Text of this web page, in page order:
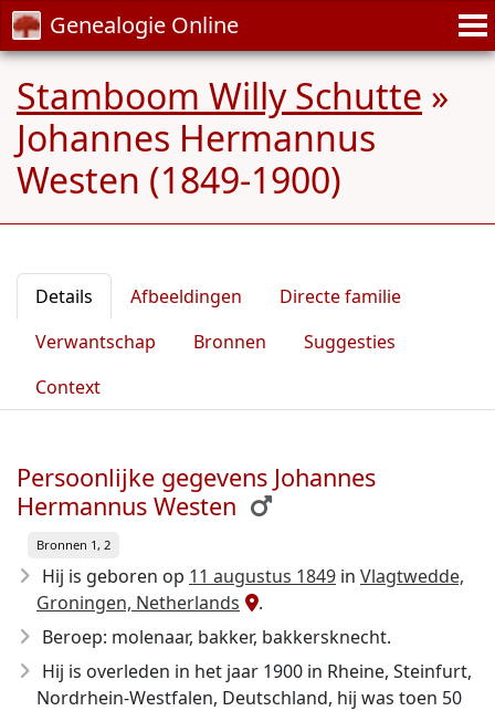
Genealogie Online
Stamboom Willy Schutte »
Johannes Hermannus
Westen (1849-1900)
Details Afbeeldingen
Directe familie
Verwantschap
Bronnen
Suggesties
Context
Persoonlijke gegevens Johannes
Hermannus Westen
Bronnen 1, 2
Hij is geboren op 11 augustus 1849 in Vlagtwedde,
Groningen, Netherlands
.
Beroep: molenaar, bakker, bakkersknecht.
Hij is overleden in het jaar 1900 in Rheine, Steinfurt,
Nordrhein-Westfalen, Deutschland, hij was toen 50